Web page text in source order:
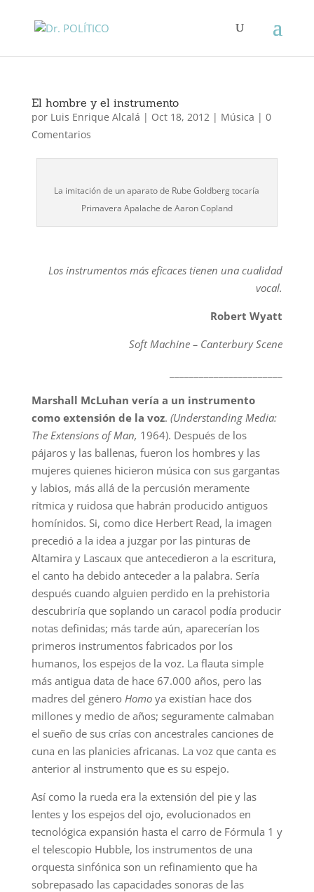
El hombre y el instrumento
por Luis Enrique Alcalá | Oct 18, 2012| Música | 0
Comentarios
La imitación de un aparato de Rube Goldberg tocaría
Primavera Apalache de Aaron Copland
Los instrumentos más eficaces tienen una cualidad
vocal.
Robert Wyatt
Soft Machine – Canterbury Scene
Marshall McLuhan vería a un instrumento
como extensión de la voz. (Understanding Media:
The Extensions of Man, 1964). Después de los
pájaros y las ballenas, fueron los hombres y las
mujeres quienes hicieron música con sus gargantas
y labios, más allá de la percusión meramente
rítmica y ruidosa que habrán producido antiguos
homínidos. Si, como dice Herbert Read, la imagen
precedió a la idea a juzgar por las pinturas de
Altamira y Lascaux que antecedieron a la escritura,
el canto ha debido anteceder a la palabra. Sería
después cuando alguien perdido en la prehistoria
descubriría que soplando un caracol podía producir
notas definidas; más tarde aún, aparecerían los
primeros instrumentos fabricados por los
humanos, los espejos de la voz. La flauta simple
más antigua data de hace 67.000 años, pero las
madres del género Homoya existían hace dos
millones y medio de años; seguramente calmaban
el sueño de sus crías con ancestrales canciones de
cuna en las planicies africanas. La voz que canta es
anterior al instrumento que es su espejo.
Así como la rueda era la extensión del pie y las
lentes y los espejos del ojo, evolucionados en
tecnológica expansión hasta el carro de Fórmula 1 y
el telescopio Hubble, los instrumentos de una
orquesta sinfónica son un refinamiento que ha
sobrepasado las capacidades sonoras de las